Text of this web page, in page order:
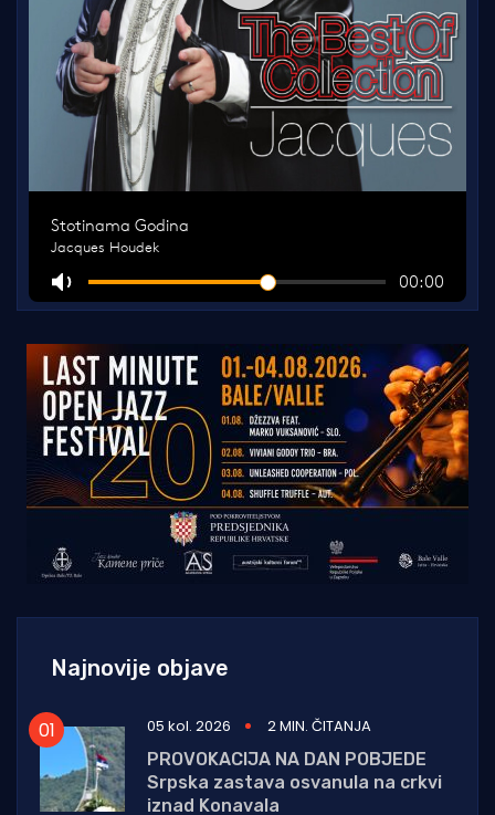
Najnovije objave
05 kol. 2026
2 MIN. ČITANJA
PROVOKACIJA NA DAN POBJEDE
Srpska zastava osvanula na crkvi
iznad Konavala